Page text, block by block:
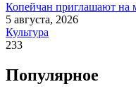
Копейчан приглашают на
5 августа, 2026
Культура
233
Популярное